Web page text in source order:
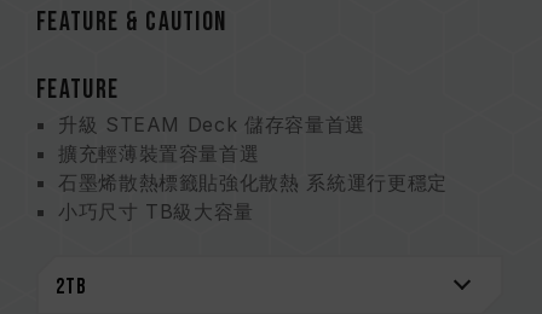
FEATURE & CAUTION
FEATURE
升級 STEAM Deck 儲存容量首選
擴充輕薄裝置容量首選
石墨烯散熱標籤貼強化散熱 系統運行更穩定
小巧尺寸 TB級大容量
十銓獨家專利 S.M.A.R.T. 智慧監控軟體